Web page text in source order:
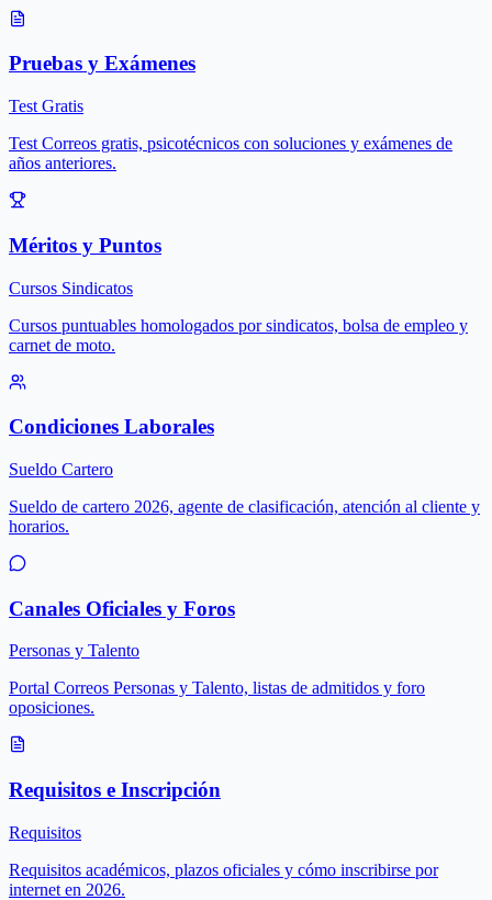
Pruebas y Exámenes
Test Gratis
Test Correos gratis, psicotécnicos con soluciones y exámenes de
años anteriores.
Méritos y Puntos
Cursos Sindicatos
Cursos puntuables homologados por sindicatos, bolsa de empleo y
carnet de moto.
Condiciones Laborales
Sueldo Cartero
Sueldo de cartero 2026, agente de clasificación, atención al cliente y
horarios.
Canales Oficiales y Foros
Personas y Talento
Portal Correos Personas y Talento, listas de admitidos y foro
oposiciones.
Requisitos e Inscripción
Requisitos
Requisitos académicos, plazos oficiales y cómo inscribirse por
internet en 2026.